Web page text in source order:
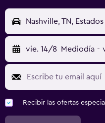
vie. 14/8 Mediodía -
Recibir las ofertas